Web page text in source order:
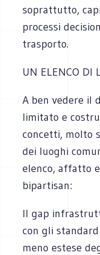
soprattutto,
processi
trasporto.
UN ELENCO DI
A ben vedere il
limitato e
concetti, molto
dei luoghi
elenco, affatto
bipartisan:
Il gap
con gli
meno estese